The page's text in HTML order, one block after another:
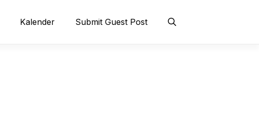
Kalender Submit Guest Post